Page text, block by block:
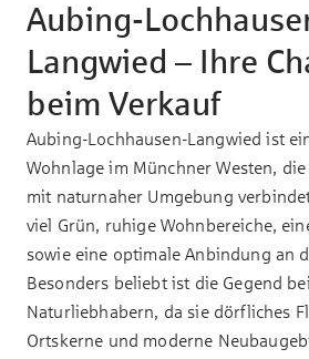
Aubing-
Langwied – Ihre
beim Verkauf
Aubing-Lochhausen-Langwied ist
Wohnlage im Münchner Westen,
mit naturnaher Umgebung
viel Grün, ruhige Wohnbereiche,
sowie eine optimale Anbindung an
Besonders beliebt ist die Gegend
Naturliebhabern, da sie dörfliches
Ortskerne und moderne